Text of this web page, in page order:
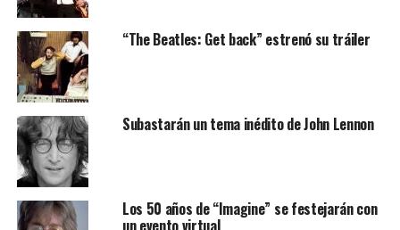
“The Beatles: Get back” estrenó su tráiler
Subastarán un tema inédito de John Lennon
Los 50 años de “Imagine” se festejarán con
un evento virtual